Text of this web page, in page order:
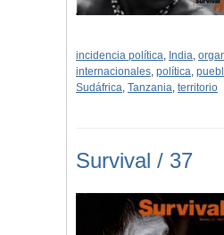
incidencia política, India,
internacionales, política,
Sudáfrica, Tanzania, territorio
Survival / 37